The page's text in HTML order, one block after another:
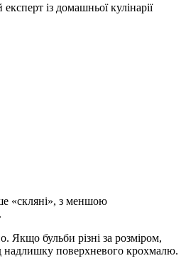
із домашньої кулінарії
«скляні», з меншою
Якщо бульби різні за розміром,
надлишку поверхневого крохмалю.